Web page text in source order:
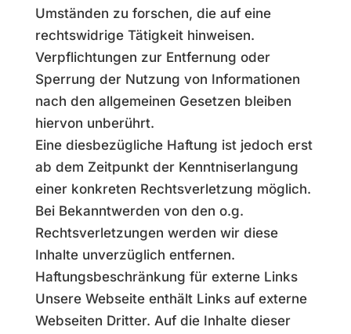
Umständen zu forschen, die auf eine
rechtswidrige Tätigkeit hinweisen.
Verpflichtungen zur Entfernung oder
Sperrung der Nutzung von Informationen
nach den allgemeinen Gesetzen bleiben
hiervon unberührt.
Eine diesbezügliche Haftung ist jedoch erst
ab dem Zeitpunkt der Kenntniserlangung
einer konkreten Rechtsverletzung möglich.
Bei Bekanntwerden von den o.g.
Rechtsverletzungen werden wir diese
Inhalte unverzüglich entfernen.
Haftungsbeschränkung für externe Links
Unsere Webseite enthält Links auf externe
Webseiten Dritter. Auf die Inhalte dieser